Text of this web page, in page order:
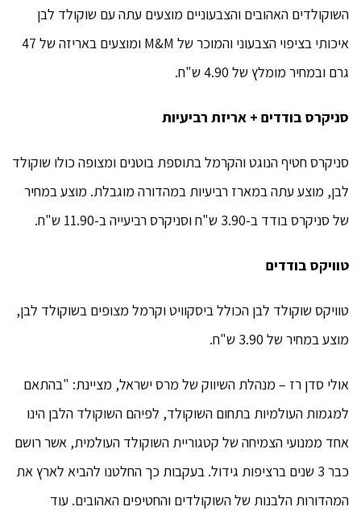
השוקולדים האהובים והצבעוניים מוצעים עתה עם שוקולד לבן
איכותי בציפוי הצבעוני והמוכר של M&M ומוצעים באריזה של 47
גרם ובמחיר מומלץ של 4.90 ש"ח.
סניקרס בודדים + אריזת רביעיות
סניקרס חטיף הנוגט והקרמל בתוספת בוטנים ומצופה כולו שוקולד
לבן, מוצע עתה במארז רביעיות במהדורה מוגבלת. מוצע במחיר
של סניקרס בודד ב-3.90 ש"ח וסניקרס רביעייה ב-11.90 ש"ח.
טוויקס בודדים
טוויקס שוקולד לבן הכולל ביסקוויט וקרמל מצופים בשוקולד לבן,
מוצע במחיר של 3.90 ש"ח.
אולי סדן רז – מנהלת השיווק של מרס ישראל, מציינת: "בהתאם
למגמות העולמיות בתחום השוקולד, לפיהם השוקולד הלבן הינו
אחד ממנועי הצמיחה של קטגוריית השוקולד העולמית, אשר רושם
כבר 3 שנים ברציפות גידול. בעקבות כך החלטנו להביא לארץ את
המהדורות הלבנות של השוקולדים והחטיפים האהובים. עוד